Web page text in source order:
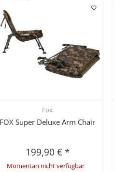
Schnellkauf
Fox
FOX Super Deluxe Arm Chair
199,90 € *
Momentan nicht verfügbar